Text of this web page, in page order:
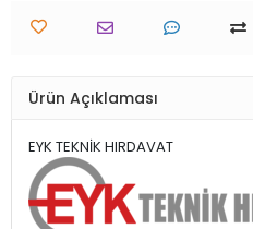
Ürün Açıklaması
EYK TEKNİK HIRDAVAT